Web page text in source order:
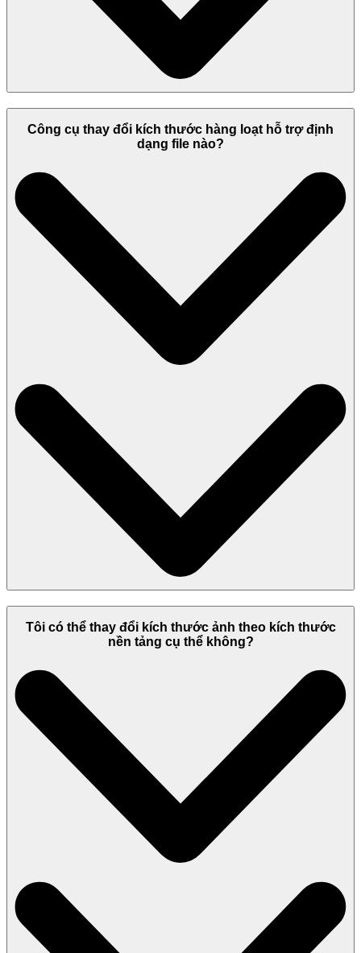
Công cụ thay đổi kích thước hàng loạt hỗ trợ định
dạng file nào?
Tôi có thể thay đổi kích thước ảnh theo kích thước
nền tảng cụ thể không?